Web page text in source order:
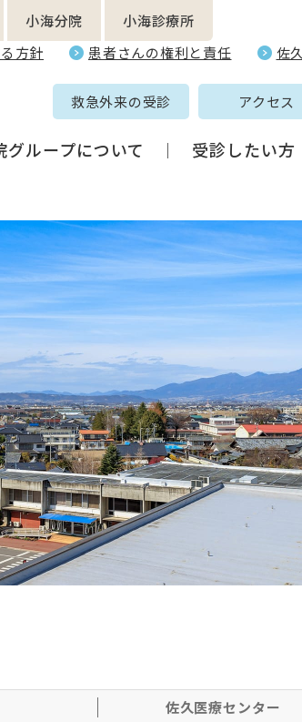
小海分院
小海診療所
方針
患者さんの権利と責任 佐
救急外来の受診 アクセス
グループについて 受診したい方
佐久医療センター